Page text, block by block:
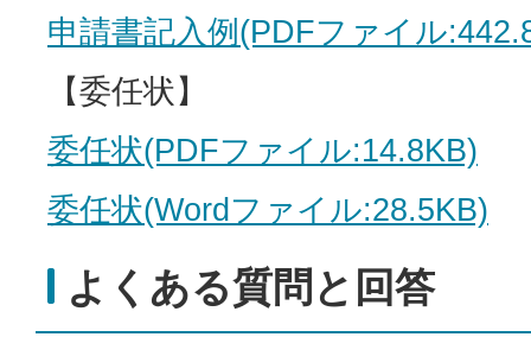
申請書記入例(PDFファイル
【委任状】
委任状(PDFファイル:14.8KB)
委任状(Wordファイル:28.5KB)
よくある質問と回答